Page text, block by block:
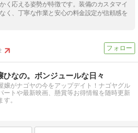
く応える姿勢が特徴です。装備のカスタマイ
く、丁寧な作業と安心の料金設定が信頼感を
ひなの。ボンジュールな日々
嬢がナゴヤの今をアップデイト！ナゴヤグル
ートや最新映画、懸賞等お得情報を随時更新
す。